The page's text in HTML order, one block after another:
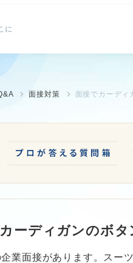
に
面接対策 面接でカーディ
ーディガンのボ
業面接があります。スー